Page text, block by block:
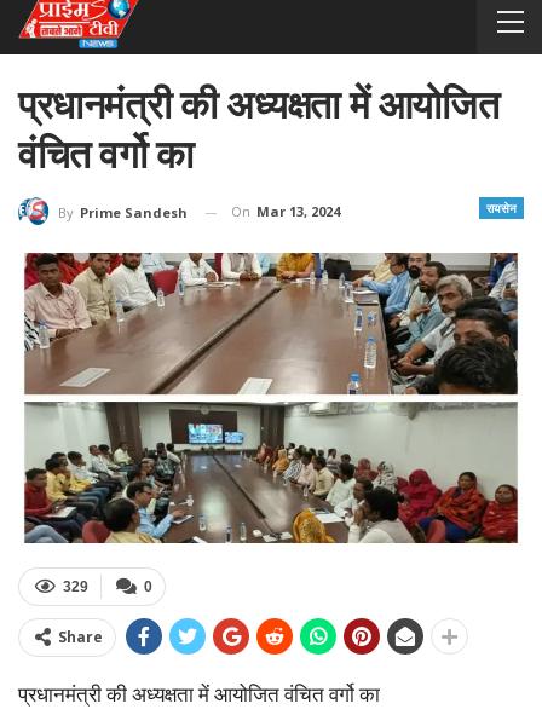
प्रधानमंत्री की अध्यक्षता में आयोजित
वंचित वर्गो का
रायसेन
By Prime Sandesh On Mar 13, 2024
0
329
Share
प्रधानमंत्री की अध्यक्षता में आयोजित वंचित वर्गो का